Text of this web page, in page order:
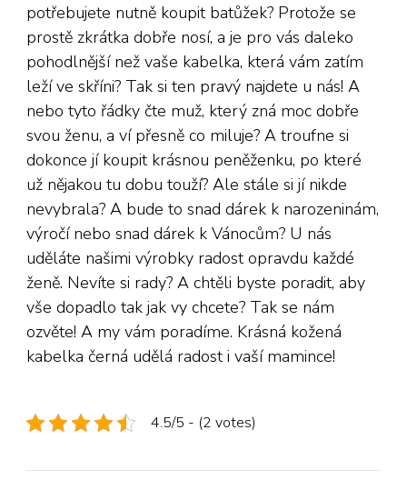
potřebujete nutně koupit batůžek? Protože se
prostě zkrátka dobře nosí, a je pro vás daleko
pohodlnější než vaše kabelka, která vám zatím
leží ve skříni? Tak si ten pravý najdete u nás! A
nebo tyto řádky čte muž, který zná moc dobře
svou ženu, a ví přesně co miluje? A troufne si
dokonce jí koupit krásnou peněženku, po které
už nějakou tu dobu touží? Ale stále si jí nikde
nevybrala? A bude to snad dárek k narozeninám,
výročí nebo snad dárek k Vánocům? U nás
uděláte našimi výrobky radost opravdu každé
ženě. Nevíte si rady? A chtěli byste poradit, aby
vše dopadlo tak jak vy chcete? Tak se nám
ozvěte! A my vám poradíme. Krásná kožená
kabelka černá udělá radost i vaší mamince!
4.5/5 - (2 votes)